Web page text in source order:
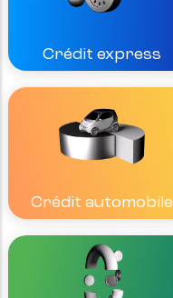
Crédit express
Crédit automobile